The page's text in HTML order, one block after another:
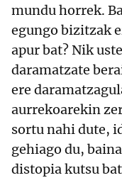
mundu horrek.
egungo bizitzak
apur bat? Nik
daramatzate
ere
aurrekoarekin
sortu nahi dute,
gehiago du,
distopia kutsu